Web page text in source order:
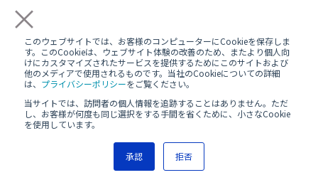
×
このウェブサイトでは、お客様のコンピューターにCookieを保存しま
す。このCookieは、ウェブサイト体験の改善のため、またより個人向
けにカスタマイズされたサービスを提供するためにこのサイトおよび
他のメディアで使用されるものです。当社のCookieについての詳細
は、 プライバシーポリシーをご覧ください。
当サイトでは、訪問者の個人情報を追跡することはありません。ただ
し、お客様が何度も同じ選択をする手間を省くために、小さなCookie
を使用しています。
承認 拒否
English
運用アシスタント利用規約(AWS/Azure) 日中運用支援定型約款
定型約款
プライバシーポリシー
Copyright(c) Nextmode, Inc. All rights reserved.